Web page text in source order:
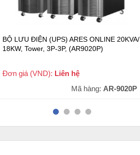
BỘ LƯU ĐIỆN (UPS) ARES ONLINE 20KVA/
18KW, Tower, 3P-3P, (AR9020P)
Đơn giá (VND): Liên hệ
Mã hàng: AR-9020P